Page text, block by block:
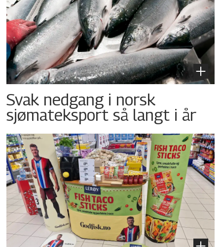
Svak nedgang i norsk
sjømateksport så langt i år